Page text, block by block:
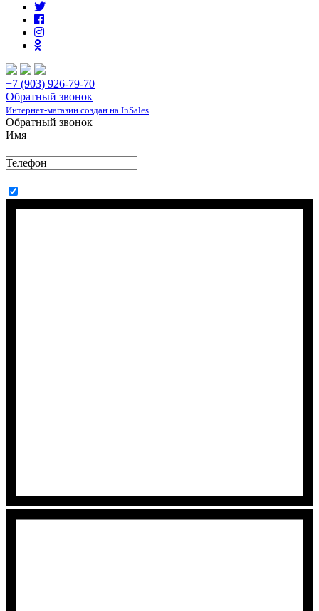
+7 (903) 926-79-70
Обратный звонок
Интернет-магазин создан на InSales
Обратный звонок
Имя
Телефон